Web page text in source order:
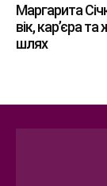
Маргарита
вік, кар’єра
шлях